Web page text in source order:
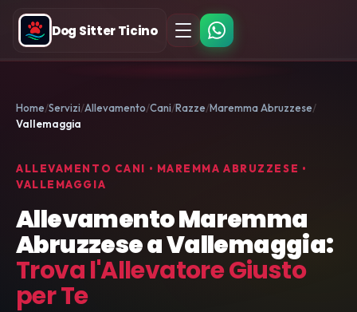
Dog Sitter Ticino
Home Servizi Allevamento Cani Razze Maremma Abruzzese
Vallemaggia
ALLEVAMENTO CANI • MAREMMA ABRUZZESE •
VALLEMAGGIA
Allevamento Maremma
Abruzzese a Vallemaggia:
Trova l'Allevatore Giusto
per Te